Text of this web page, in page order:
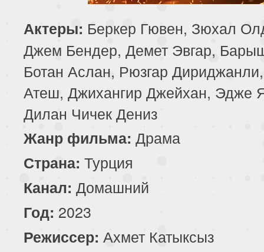
86 серия
87 серия
89 серия
90 серия
Актеры: Беркер Гювен, Зюхал
Джем Бендер, Демет Эвгар,
Ботан Аслан, Рюзгар
Атеш, Джихангир Джейхан, Эдже
Дилан Чичек Дениз
Жанр фильма: Драма
Страна: Турция
Канал: Домашний
Год: 2023
Режиссер: Ахмет Катыксыз